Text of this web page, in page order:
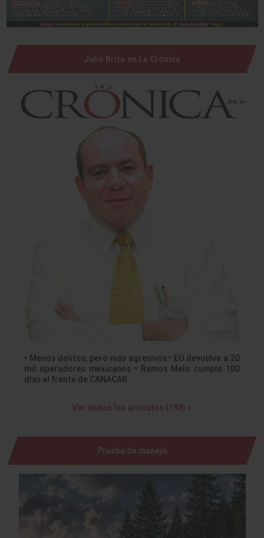
Julio Brito en La Crónica
• Menos delitos, pero más agresivos • EU devuelve a 20
mil operadores mexicanos • Ramos Melo cumple 100
días al frente de CANACAR
Ver todos los artículos (193) »
Prueba de manejo